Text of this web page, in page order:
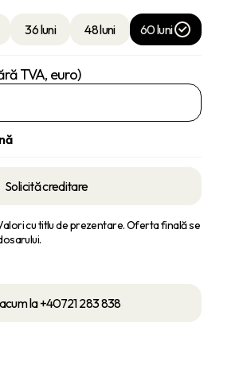
36 luni 48 luni 60 luni
TVA, euro)
Solicită creditare
cu titlu de prezentare. Oferta finală se
la +40721 283 838